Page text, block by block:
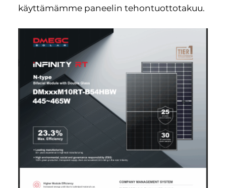
käyttämämme paneelin tehontuottotakuu.